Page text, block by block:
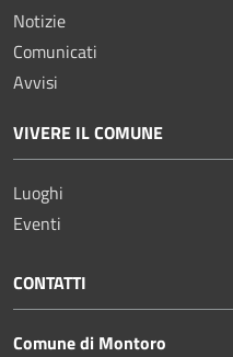
Notizie
Comunicati
Avvisi
VIVERE IL COMUNE
Luoghi
Eventi
CONTATTI
Comune di Montoro